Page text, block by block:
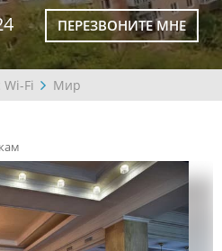
ПЕРЕЗВОНИТЕ МНЕ
Wi-Fi Мир